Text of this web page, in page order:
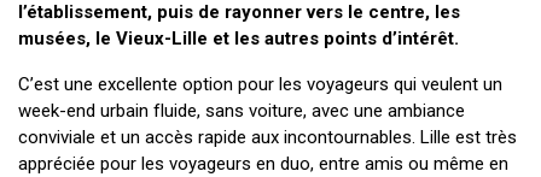
l’établissement, puis de rayonner vers le centre, les
musées, le Vieux-Lille et les autres points d’intérêt.
C’est une excellente option pour les voyageurs qui veulent un
week-end urbain fluide, sans voiture, avec une ambiance
conviviale et un accès rapide aux incontournables. Lille est très
appréciée pour les voyageurs en duo, entre amis ou même en